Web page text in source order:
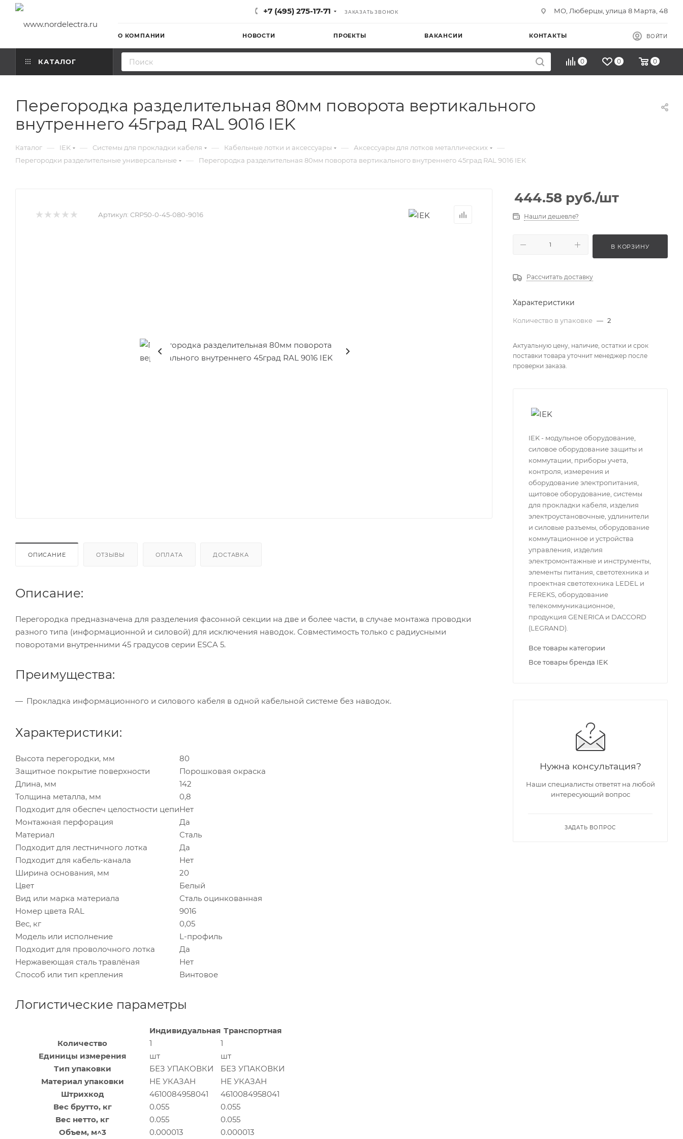
+7 (495) 275-17-71 ЗАКАЗАТЬ ЗВОНОК МО, Люберцы, улица 8 Марта, 48
О КОМПАНИИ НОВОСТИ ПРОЕКТЫ ВАКАНСИИ КОНТАКТЫ ВОЙТИ
КАТАЛОГ 0 0 0
Перегородка разделительная 80мм поворота вертикального
внутреннего 45град RAL 9016 IEK
Каталог — IEK — Системы для прокладки кабеля — Кабельные лотки и аксессуары — Аксессуары для лотков металлических —
Перегородки разделительные универсальные — Перегородка разделительная 80мм поворота вертикального внутреннего 45град RAL 9016 IEK
Артикул: CRP50-0-45-080-9016
ОПИСАНИЕ ОТЗЫВЫ ОПЛАТА ДОСТАВКА
Описание:
Перегородка предназначена для разделения фасонной секции на две и более части, в случае монтажа проводки
разного типа (информационной и силовой) для исключения наводок. Совместимость только с радиусными
поворотами внутренними 45 градусов серии ESCA 5.
Преимущества:
Прокладка информационного и силового кабеля в одной кабельной системе без наводок.
Характеристики:
Высота перегородки, мм
80
Защитное покрытие поверхности
Порошковая окраска
Длина, мм
142
Толщина металла, мм
0,8
Подходит для обеспеч целостности цепиНет
Монтажная перфорация
Да
Материал
Сталь
Подходит для лестничного лотка
Да
Подходит для кабель-канала
Нет
Ширина основания, мм
20
Цвет
Белый
Вид или марка материала
Сталь оцинкованная
Номер цвета RAL
9016
Вес, кг
0,05
Модель или исполнение
L-профиль
Подходит для проволочного лотка
Да
Нержавеющая сталь травлёная
Нет
Способ или тип крепления
Винтовое
Логистические параметры
Индивидуальная Транспортная
Количество
1
1
Единицы измерения
шт
шт
Тип упаковки
БЕЗ УПАКОВКИ
БЕЗ УПАКОВКИ
Материал упаковки
НЕ УКАЗАН
НЕ УКАЗАН
Штрихкод
4610084958041
4610084958041
Вес брутто, кг
0.055
0.055
Вес нетто, кг
0.055
0.055
Объем, м^3
0.000013
0.000013
444.58 руб./шт
Нашли дешевле?
В КОРЗИНУ
Рассчитать доставку
Характеристики
Количество в упаковке — 2
Актуальную цену, наличие, остатки и срок
поставки товара уточнит менеджер после
проверки заказа.
IEK - модульное оборудование,
силовое оборудование защиты и
коммутации, приборы учета,
контроля, измерения и
оборудование электропитания,
щитовое оборудование, системы
для прокладки кабеля, изделия
электроустановочные, удлинители
и силовые разъемы, оборудование
коммутационное и устройства
управления, изделия
электромонтажные и инструменты,
элементы питания, светотехника и
проектная светотехника LEDEL и
FEREKS, оборудование
телекоммуникационное,
продукция GENERICA и DACCORD
(LEGRAND).
Все товары категории
Все товары бренда IEK
Нужна консультация?
Наши специалисты ответят на любой
интересующий вопрос
ЗАДАТЬ ВОПРОС